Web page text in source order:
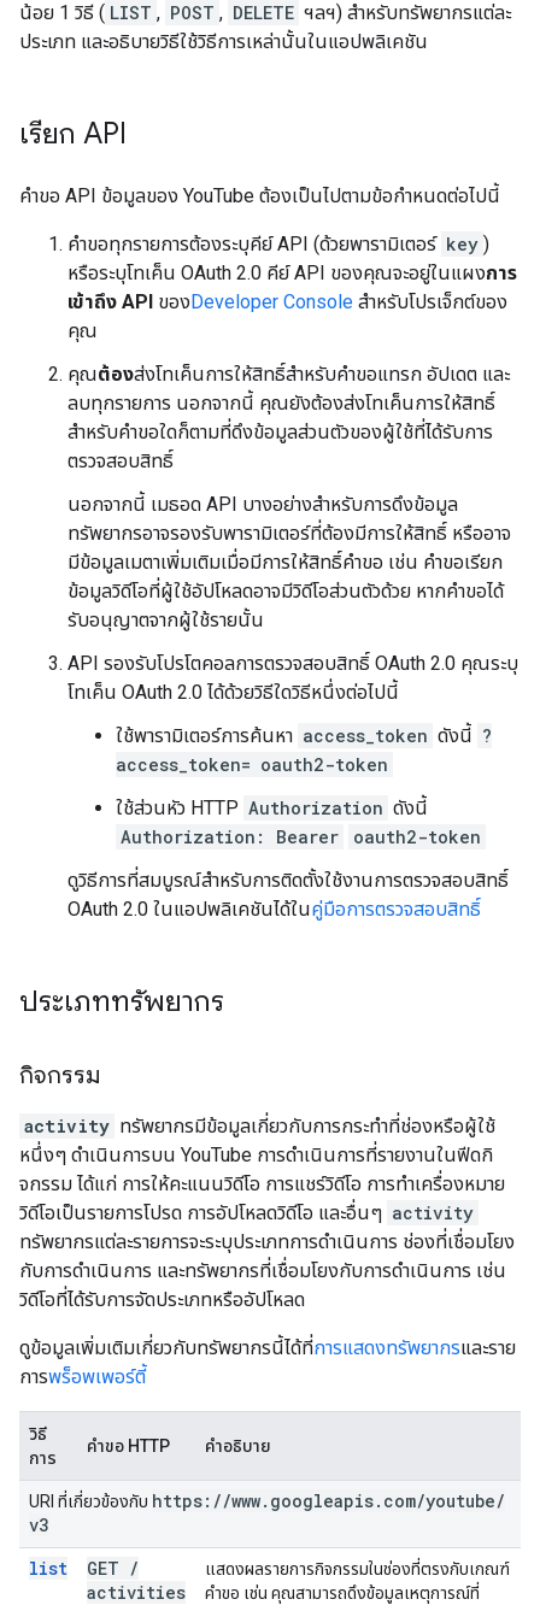
น้อย 1 วิธี ( LIST , POST , DELETE ฯลฯ) สำหรับทรัพยากรแต่ละ
ประเภท และอธิบายวิธีใช้วิธีการเหล่านั้นในแอปพลิเคชัน
เรียก API
คำขอ API ข้อมูลของ YouTube ต้องเป็นไปตามข้อกำหนดต่อไปนี้
คำขอทุกรายการต้องระบุคีย์ API (ด้วยพารามิเตอร์ key )
หรือระบุโทเค็น OAuth 2.0 คีย์ API ของคุณจะอยู่ในแผงการ
เข้าถึง API ของDeveloper Console สำหรับโปรเจ็กต์ของ
คุณ
คุณต้องส่งโทเค็นการให้สิทธิ์สำหรับคำขอแทรก อัปเดต และ
ลบทุกรายการ นอกจากนี้ คุณยังต้องส่งโทเค็นการให้สิทธิ์
สำหรับคำขอใดก็ตามที่ดึงข้อมูลส่วนตัวของผู้ใช้ที่ได้รับการ
ตรวจสอบสิทธิ์
นอกจากนี้ เมธอด API บางอย่างสำหรับการดึงข้อมูล
ทรัพยากรอาจรองรับพารามิเตอร์ที่ต้องมีการให้สิทธิ์ หรืออาจ
มีข้อมูลเมตาเพิ่มเติมเมื่อมีการให้สิทธิ์คำขอ เช่น คำขอเรียก
ข้อมูลวิดีโอที่ผู้ใช้อัปโหลดอาจมีวิดีโอส่วนตัวด้วย หากคำขอได้
รับอนุญาตจากผู้ใช้รายนั้น
API รองรับโปรโตคอลการตรวจสอบสิทธิ์ OAuth 2.0 คุณระบุ
โทเค็น OAuth 2.0 ได้ด้วยวิธีใดวิธีหนึ่งต่อไปนี้
ใช้พารามิเตอร์การค้นหา access_token ดังนี้ ?
access_token= oauth2-token
ใช้ส่วนหัว HTTP Authorization ดังนี้
Authorization: Bearer
oauth2-token
ดูวิธีการที่สมบูรณ์สำหรับการติดตั้งใช้งานการตรวจสอบสิทธิ์
OAuth 2.0 ในแอปพลิเคชันได้ในคู่มือการตรวจสอบสิทธิ์
ประเภททรัพยากร
กิจกรรม
activity ทรัพยากรมีข้อมูลเกี่ยวกับการกระทำที่ช่องหรือผู้ใช้
หนึ่งๆ ดำเนินการบน YouTube การดำเนินการที่รายงานในฟีดกิ
จกรรม ได้แก่ การให้คะแนนวิดีโอ การแชร์วิดีโอ การทำเครื่องหมาย
วิดีโอเป็นรายการโปรด การอัปโหลดวิดีโอ และอื่นๆ activity
ทรัพยากรแต่ละรายการจะระบุประเภทการดำเนินการ ช่องที่เชื่อมโยง
กับการดำเนินการ และทรัพยากรที่เชื่อมโยงกับการดำเนินการ เช่น
วิดีโอที่ได้รับการจัดประเภทหรืออัปโหลด
ดูข้อมูลเพิ่มเติมเกี่ยวกับทรัพยากรนี้ได้ที่การแสดงทรัพยากรและราย
การพร็อพเพอร์ตี้
วิธี
การ
คำขอ HTTP คำอธิบาย
URI ที่เกี่ยวข้องกับ https: //www. googleapis. com/youtube/
v3
list
GET /
activities
แสดงผลรายการกิจกรรมในช่องที่ตรงกับเกณฑ์
คำขอ เช่น คุณสามารถดึงข้อมูลเหตุการณ์ที่